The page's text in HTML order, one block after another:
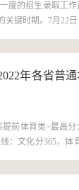
招生录取工作
关键时期。7月22
年录取工作进程
...
年各省普
提前体育类>最高
：文化分365，体